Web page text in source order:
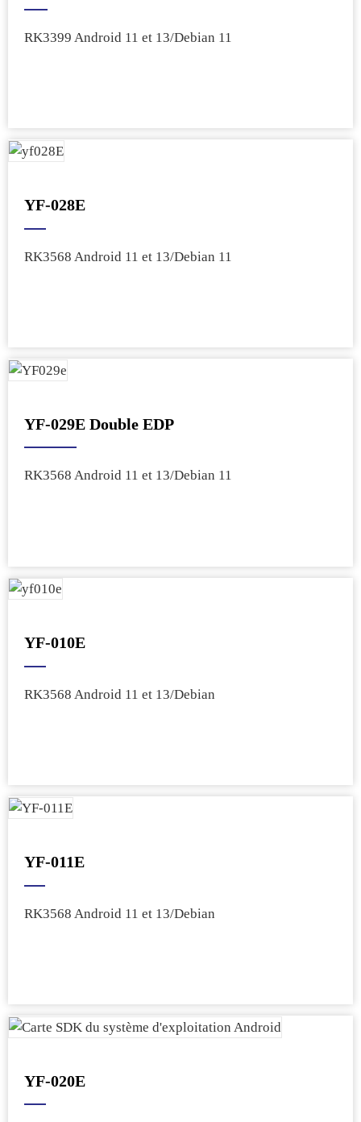
RK3399 Android 11 et 13/Debian 11
YF-028E
RK3568 Android 11 et 13/Debian 11
YF-029E Double EDP
RK3568 Android 11 et 13/Debian 11
YF-010E
RK3568 Android 11 et 13/Debian
YF-011E
RK3568 Android 11 et 13/Debian
YF-020E